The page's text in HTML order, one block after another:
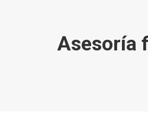
Asesoría